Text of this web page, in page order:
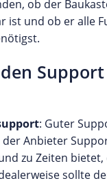
ob der
ist und ob er alle
: Guter
der Anbieter
zu Zeiten
sollte